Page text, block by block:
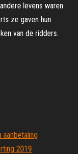
levens waren
ze gaven hun
van de ridders.
aanbetaling
2019